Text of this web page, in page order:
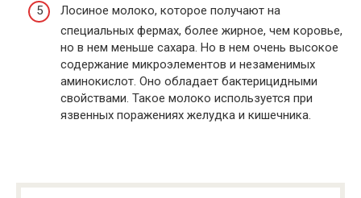
Лосиное молоко, которое получают на
специальных фермах, более жирное, чем коровье,
но в нем меньше сахара. Но в нем очень высокое
содержание микроэлементов и незаменимых
аминокислот. Оно обладает бактерицидными
свойствами. Такое молоко используется при
язвенных поражениях желудка и кишечника.